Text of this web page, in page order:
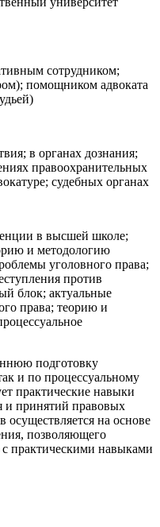
сотрудником;
помощником адвоката
в органах дознания;
правоохранительных
судебных органах
в высшей школе;
и методологию
уголовного права;
против
блок; актуальные
права; теорию и
подготовку
и по процессуальному
практические навыки
и принятий правовых
на основе
позволяющего
с практическими навыками